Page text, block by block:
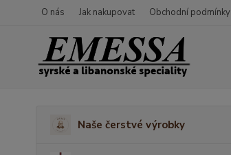
O nás Jak nakupovat Obchodní podmínky
Naše čerstvé výrobky